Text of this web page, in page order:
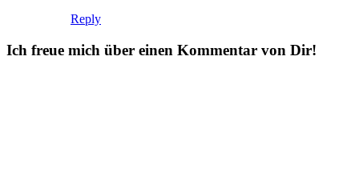
Reply
Ich freue mich über einen Kommentar von Dir!